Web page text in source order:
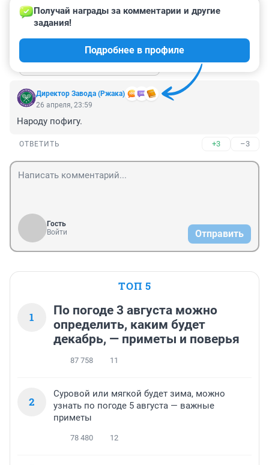
У тебя наверное справка есть из дурки?
ОТВЕТИТЬ +2 –1
Показать ещё 1 ответ
Директор Завода (Ржака)
Получай награды за комментарии и другие
задания!
Подробнее в профиле
26 апреля, 23:59
Народу пофигу.
ОТВЕТИТЬ +3 –3
Гость
Войти
Отправить
ТОП 5
1
По погоде 3 августа можно
определить, каким будет
декабрь, — приметы и поверья
87 758 11
2
Суровой или мягкой будет зима, можно
узнать по погоде 5 августа — важные
приметы
78 480 12